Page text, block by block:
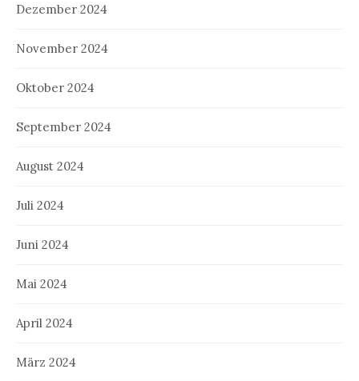
Dezember 2024
November 2024
Oktober 2024
September 2024
August 2024
Juli 2024
Juni 2024
Mai 2024
April 2024
März 2024